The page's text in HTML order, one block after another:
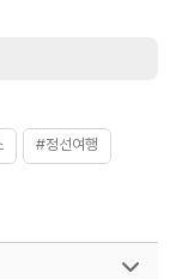
#정선여행